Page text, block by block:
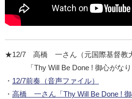
★12/7 高橋 一さん（元国際基督教大
「Thy Will Be Done ! 御心がなり
・ 12/7前奏（音声ファイル）
・ 高橋 一さん「Thy Will Be Done ! 御